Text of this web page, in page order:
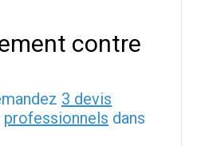
contre
3 devis
professionnels dans